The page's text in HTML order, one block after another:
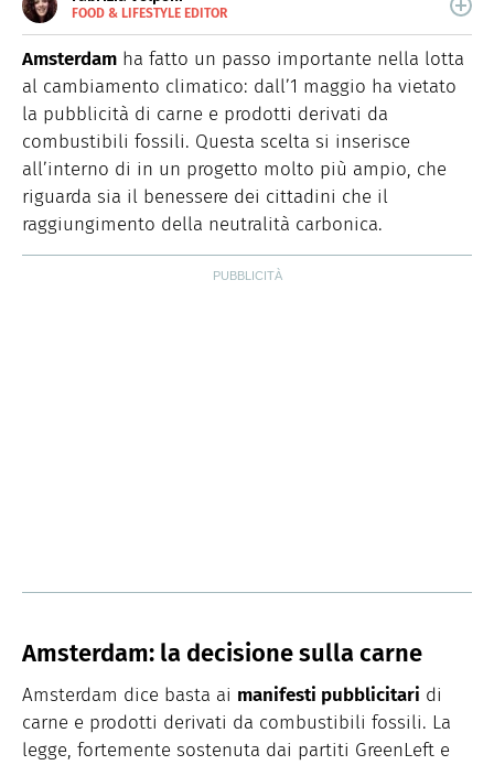
FOOD & LIFESTYLE EDITOR
Nata nella città delle 100 torri, è laureata in Scienze
Storiche. Curiosa e schietta, scrive di lifestyle, food e
green dal 2018.
Amsterdam ha fatto un passo importante nella lotta
al cambiamento climatico: dall’1 maggio ha vietato
la pubblicità di carne e prodotti derivati da
combustibili fossili. Questa scelta si inserisce
all’interno di in un progetto molto più ampio, che
riguarda sia il benessere dei cittadini che il
raggiungimento della neutralità carbonica.
Amsterdam: la decisione sulla carne
Amsterdam dice basta ai manifesti pubblicitari di
carne e prodotti derivati da combustibili fossili. La
legge, fortemente sostenuta dai partiti GreenLeft e